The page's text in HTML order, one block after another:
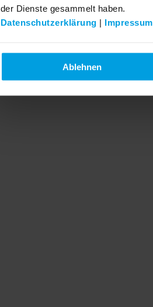
der Dienste gesammelt haben.
Datenschutzerklärung | Impressum
Ablehnen